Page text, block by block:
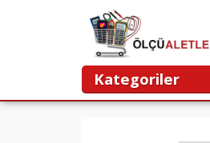
Kategoriler
ANASAYFA